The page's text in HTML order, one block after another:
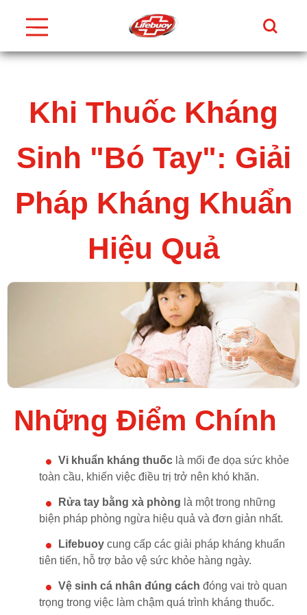
Tìm
Thực
Khi Thuốc Kháng
Sinh "Bó Tay": Giải
Pháp Kháng Khuẩn
Hiệu Quả
Những Điểm Chính
Vi khuẩn kháng thuốclà mối đe dọa sức khỏe
toàn cầu, khiến việc điều trị trở nên khó khăn.
Rửa tay bằng xà phòng là một trong những
biện pháp phòng ngừa hiệu quả và đơn giản nhất.
Lifebuoycung cấp các giải pháp kháng khuẩn
tiên tiến, hỗ trợ bảo vệ sức khỏe hàng ngày.
Vệ sinh cá nhân đúng cách đóng vai trò quan
trọng trong việc làm chậm quá trình kháng thuốc.